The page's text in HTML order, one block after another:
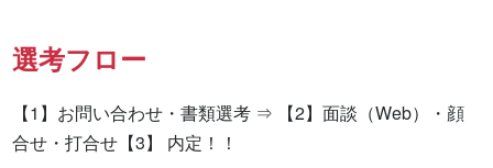
選考フロー
【1】お問い合わせ・書類選考 ⇒ 【2】面談（Web）・顔
合せ・打合せ【3】 内定！！